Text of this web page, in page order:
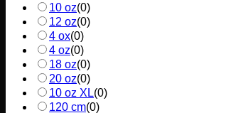
10 oz(0)
12 oz(0)
4 ox(0)
4 oz(0)
18 oz(0)
20 oz(0)
10 oz XL(0)
120 cm(0)